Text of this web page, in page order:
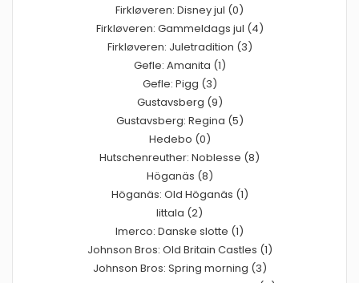
Firkløveren: Disney jul (0)
Firkløveren: Gammeldags jul (4)
Firkløveren: Juletradition (3)
Gefle: Amanita (1)
Gefle: Pigg (3)
Gustavsberg (9)
Gustavsberg: Regina (5)
Hedebo (0)
Hutschenreuther: Noblesse (8)
Höganäs (8)
Höganäs: Old Höganäs (1)
Iittala (2)
Imerco: Danske slotte (1)
Johnson Bros: Old Britain Castles (1)
Johnson Bros: Spring morning (3)